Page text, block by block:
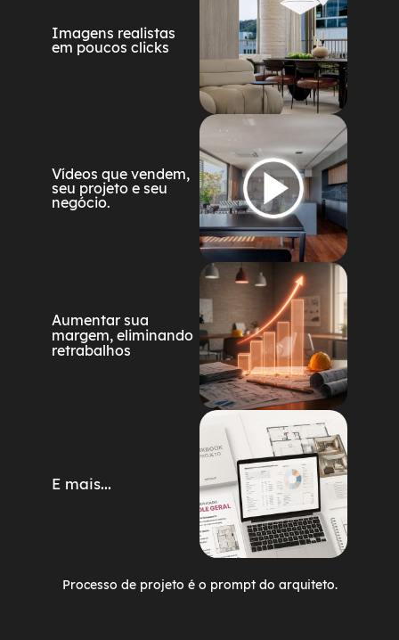
Imagens realistas
em poucos clicks
Vídeos que vendem,
seu projeto e seu
negócio.
Aumentar sua
margem, eliminando
retrabalhos​
E mais...
Processo de projeto é o prompt do arquiteto.